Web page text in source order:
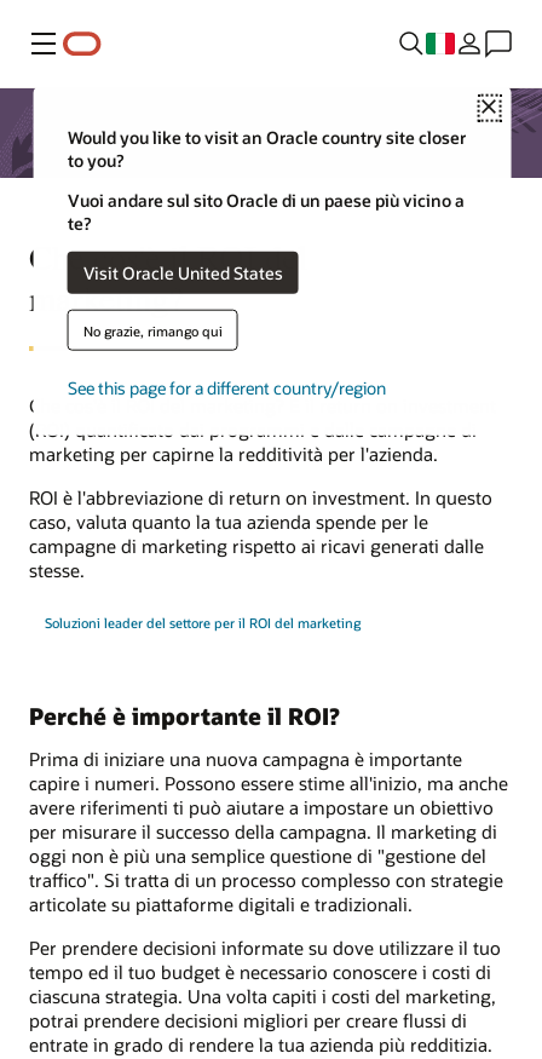
Menu
Close
Would you like to visit an Oracle country site closer
to you?
Vuoi andare sul sito Oracle di un paese più vicino a
te?
Visit Oracle United States
No grazie, rimango qui
See this page for a different country/region
Che cos'è il ROI del
marketing?
Che cos'è il ROI del marketing? È il return on investment
(ROI) quantificato dai programmi e dalle campagne di
marketing per capirne la redditività per l'azienda.
ROI è l'abbreviazione di return on investment. In questo
caso, valuta quanto la tua azienda spende per le
campagne di marketing rispetto ai ricavi generati dalle
stesse.
Soluzioni leader del settore per il ROI del marketing
Perché è importante il ROI?
Prima di iniziare una nuova campagna è importante
capire i numeri. Possono essere stime all'inizio, ma anche
avere riferimenti ti può aiutare a impostare un obiettivo
per misurare il successo della campagna. Il marketing di
oggi non è più una semplice questione di "gestione del
traffico". Si tratta di un processo complesso con strategie
articolate su piattaforme digitali e tradizionali.
Per prendere decisioni informate su dove utilizzare il tuo
tempo ed il tuo budget è necessario conoscere i costi di
ciascuna strategia. Una volta capiti i costi del marketing,
potrai prendere decisioni migliori per creare flussi di
entrate in grado di rendere la tua azienda più redditizia.